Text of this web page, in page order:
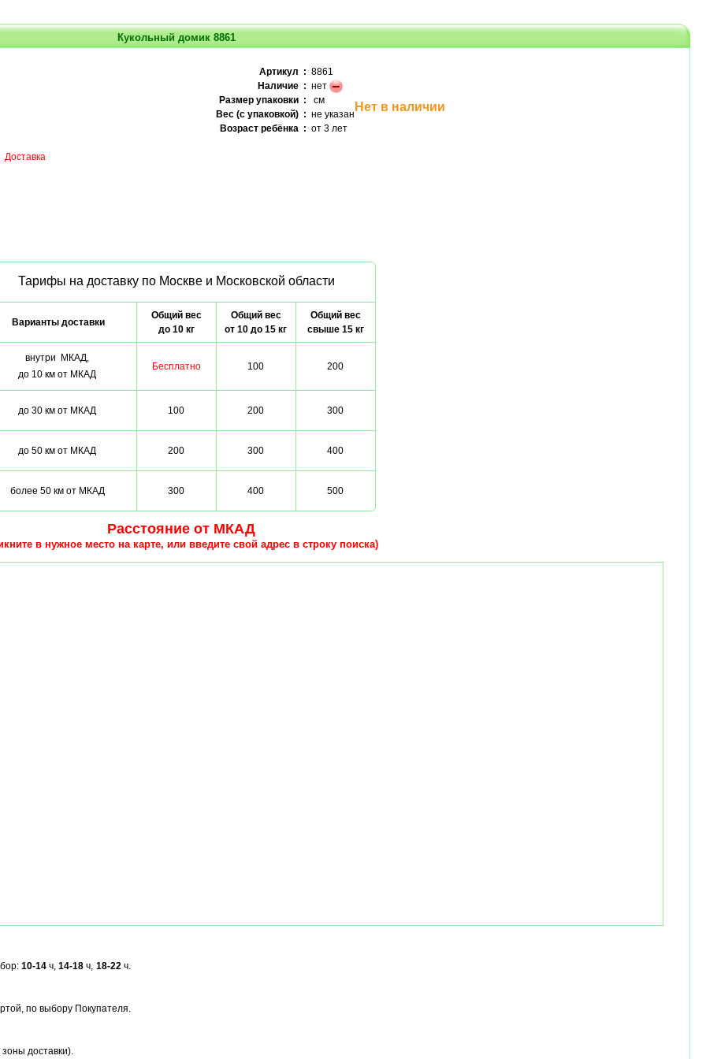
Кукольный домик 8861
Артикул : 8861
Наличие : нет
Размер упаковки : см
Вес (с упаковкой) : не указан
Возраст ребёнка : от 3 лет
Нет в наличии
Доставка
Тарифы на доставку по Москве и Московской области
Варианты доставки
Общий вес
до 10 кг
Общий вес
от 10 до 15 кг
Общий вес
свыше 15 кг
внутри МКАД,
до 10 км от МКАД
Бесплатно 100 200
до 30 км от МКАД 100 200 300
до 50 км от МКАД 200 300 400
более 50 км от МКАД 300 400 500
Расстояние от МКАД
в нужное место на карте, или введите свой адрес в строку поиска)
10-14 ч, 14-18 ч, 18-22 ч.
по выбору Покупателя.
доставки).